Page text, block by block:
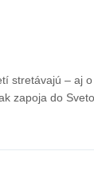
stretávajú – aj
zapoja do